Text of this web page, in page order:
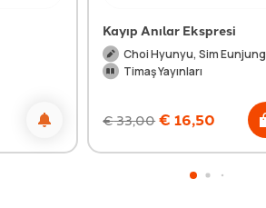
Kayıp Anılar Ekspresi
Choi Hyunyu, Sim Eunjung
Timaş Yayınları
€33,00 € 16,50